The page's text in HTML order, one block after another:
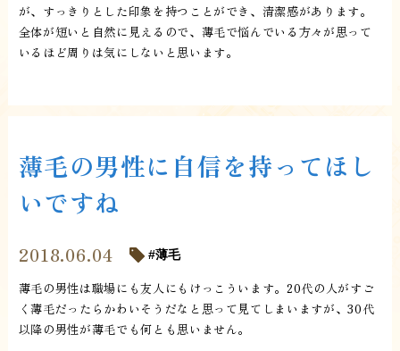
が、すっきりとした印象を持つことができ、清潔感があります。
全体が短いと自然に見えるので、薄毛で悩んでいる方々が思って
いるほど周りは気にしないと思います。
薄毛の男性に自信を持ってほし
いですね
2018.06.04 薄毛
薄毛の男性は職場にも友人にもけっこういます。20代の人がすご
く薄毛だったらかわいそうだなと思って見てしまいますが、30代
以降の男性が薄毛でも何とも思いません。